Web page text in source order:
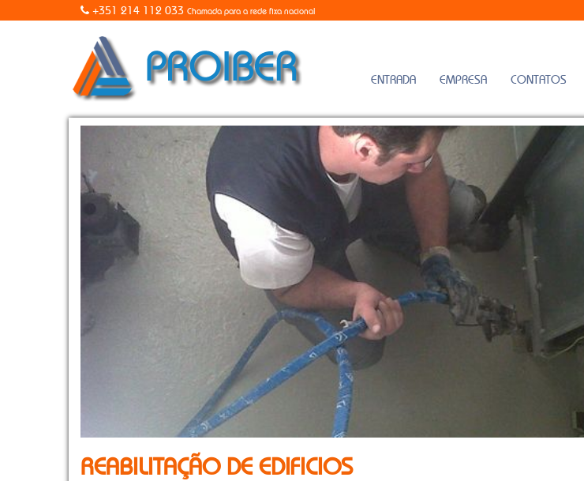
+351 214 112 033 Chamada para a rede fixa nacional
ENTRADA EMPRESA CONTATOS
REABILITAÇÃO DE EDIFICIOS